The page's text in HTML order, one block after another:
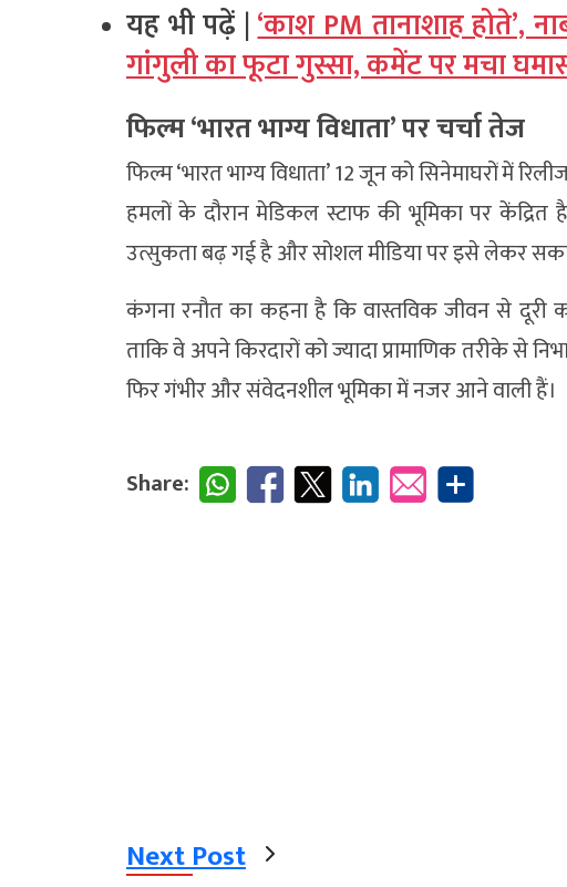
यह भी पढ़ें |‘काश PM तानाशाह होते’,
गांगुली का फूटा गुस्सा, कमेंट पर मचा
फिल्म ‘भारत भाग्य विधाता’ पर चर्चा तेज
फिल्म ‘भारत भाग्य विधाता’ 12 जून को सिनेमाघरों में
हमलों के दौरान मेडिकल स्टाफ की भूमिका पर केंद्रित
उत्सुकता बढ़ गई है और सोशल मीडिया पर इसे लेकर
कंगना रनौत का कहना है कि वास्तविक जीवन से
ताकि वे अपने किरदारों को ज्यादा प्रामाणिक तरीके से
फिर गंभीर और संवेदनशील भूमिका में नजर आने वाली हैं।
Share:
Next Post